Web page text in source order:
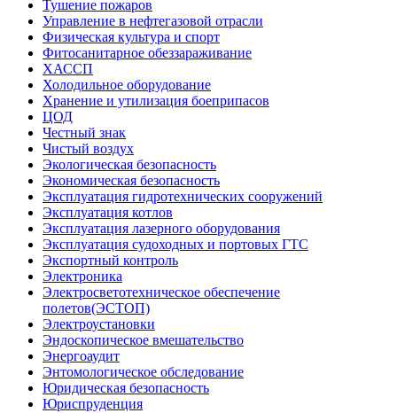
Тушение пожаров
Управление в нефтегазовой отрасли
Физическая культура и спорт
Фитосанитарное обеззараживание
ХАССП
Холодильное оборудование
Хранение и утилизация боеприпасов
ЦОД
Честный знак
Чистый воздух
Экологическая безопасность
Экономическая безопасность
Эксплуатация гидротехнических сооружений
Эксплуатация котлов
Эксплуатация лазерного оборудования
Эксплуатация судоходных и портовых ГТС
Экспортный контроль
Электроника
Электросветотехническое обеспечение
полетов(ЭСТОП)
Электроустановки
Эндоскопическое вмешательство
Энергоаудит
Энтомологическое обследование
Юридическая безопасность
Юриспруденция